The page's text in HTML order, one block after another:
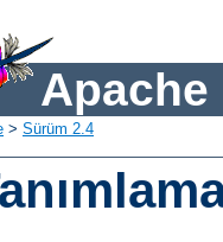
Apache
> Sürüm 2.4